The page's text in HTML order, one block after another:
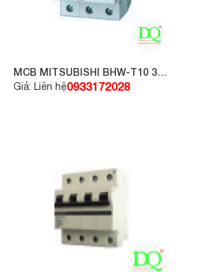
MCB MITSUBISHI BHW-T10 3P
C40
Giá: Liên hệ0933172028